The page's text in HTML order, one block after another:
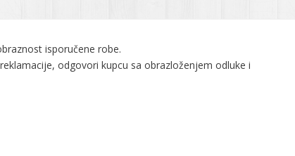
isporučene robe.
odgovori kupcu sa obrazloženjem odluke i